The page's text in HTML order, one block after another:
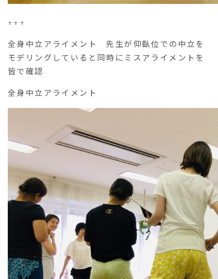
↑↑↑
全身中立アライメント 先生が仰臥位での中立を
モデリングしていると同時にミスアライメントを
皆で確認
全身中立アライメント